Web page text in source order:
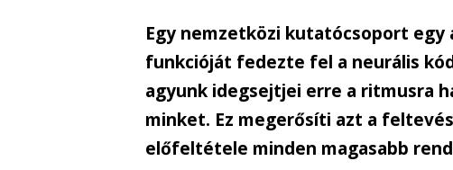
Egy nemzetközi kutatócsoport egy
funkcióját fedezte fel a neurális
agyunk idegsejtjei erre a ritmusra
minket. Ez megerősíti azt a
előfeltétele minden magasabb